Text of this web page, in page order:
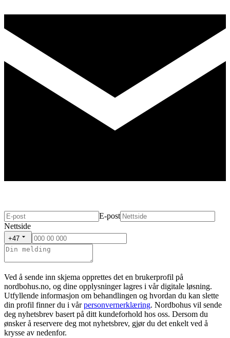
E-post
Nettside
+47
Ved å sende inn skjema opprettes det en brukerprofil på
nordbohus.no, og dine opplysninger lagres i vår digitale løsning.
Utfyllende informasjon om behandlingen og hvordan du kan slette
din profil finner du i vår personvernerklæring. Nordbohus vil sende
deg nyhetsbrev basert på ditt kundeforhold hos oss. Dersom du
ønsker å reservere deg mot nyhetsbrev, gjør du det enkelt ved å
krysse av nedenfor.